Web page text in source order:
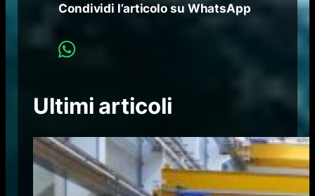
Condividi l’articolo su WhatsApp
Ultimi articoli